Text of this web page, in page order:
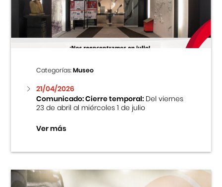
Centro Cultural Peruano Japonés
Museo de la Inmigración Japonesa
Fondo Editorial
Teatro Peruano Japonés
Categorías:Museo
21/04/2026
Comunicado: Cierre temporal:Del viernes
23 de abril al miércoles 1 de julio
Ver más